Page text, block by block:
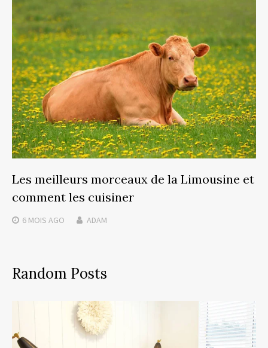
Les meilleurs morceaux de la Limousine et
comment les cuisiner
6 MOIS AGO ADAM
Random Posts